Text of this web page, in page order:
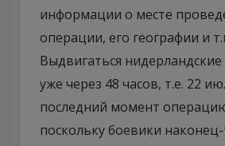
информации о месте
операции, его географии и
Выдвигаться
уже через 48 часов, т.е. 22
последний момент
поскольку боевики